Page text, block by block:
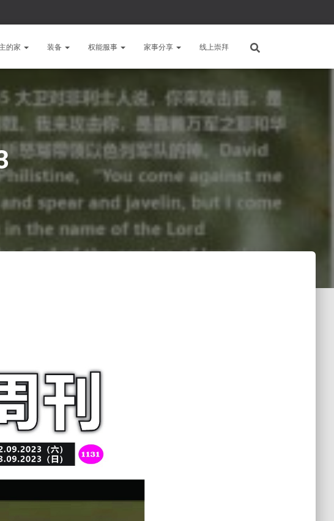
的家 装备 权能服事 家事分享 线上崇拜